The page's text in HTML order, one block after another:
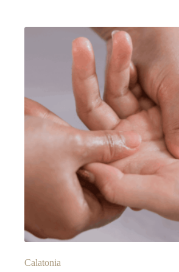
Calatonia